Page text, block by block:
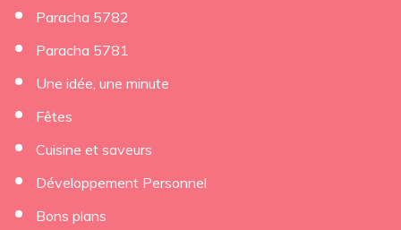
Paracha 5782
Paracha 5781
Une idée, une minute
Fêtes
Cuisine et saveurs
Développement Personnel
Bons plans